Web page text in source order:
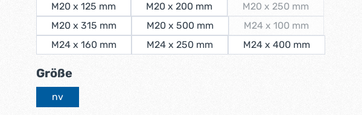
M20 x 125 mm
M20 x 200 mm M20 x 250 mm
(Diese Option ist
M20 x 315 mm M20 x 500 mm M24 x 100 mm
(Diese Option ist
M24 x 160 mm M24 x 250 mm M24 x 400 mm
Größeauswählen
nv